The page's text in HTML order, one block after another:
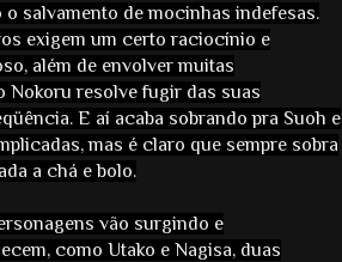
salvamento de mocinhas indefesas.
exigem um certo raciocínio e
além de envolver muitas
Nokoru resolve fugir das suas
E aí acaba sobrando pra Suoh e
mas é claro que sempre sobra
a chá e bolo.
vão surgindo e
como Utako e Nagisa, duas